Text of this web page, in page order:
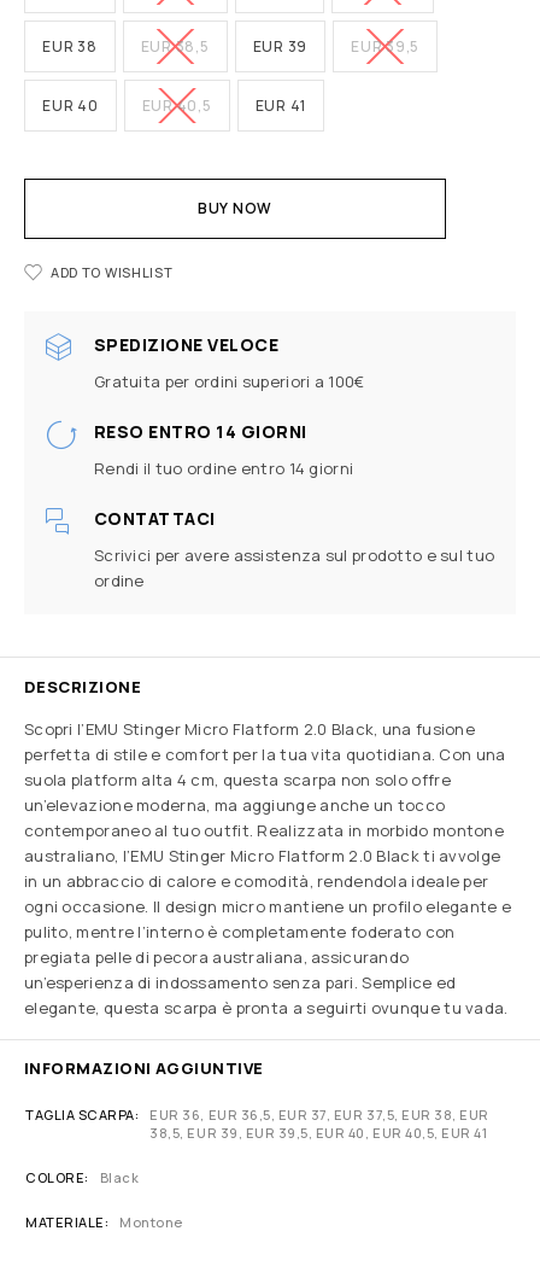
EUR 38 EUR 38,5 EUR 39 EUR 39,5
EUR 40 EUR 40,5 EUR 41
BUY NOW
ADD TO WISHLIST
SPEDIZIONE VELOCE
Gratuita per ordini superiori a 100€
RESO ENTRO 14 GIORNI
Rendi il tuo ordine entro 14 giorni
CONTATTACI
Scrivici per avere assistenza sul prodotto e sul tuo
ordine
DESCRIZIONE
Scopri l’EMU Stinger Micro Flatform 2.0 Black, una fusione
perfetta di stile e comfort per la tua vita quotidiana. Con una
suola platform alta 4 cm, questa scarpa non solo offre
un’elevazione moderna, ma aggiunge anche un tocco
contemporaneo al tuo outfit. Realizzata in morbido montone
australiano, l’EMU Stinger Micro Flatform 2.0 Black ti avvolge
in un abbraccio di calore e comodità, rendendola ideale per
ogni occasione. Il design micro mantiene un profilo elegante e
pulito, mentre l’interno è completamente foderato con
pregiata pelle di pecora australiana, assicurando
un’esperienza di indossamento senza pari. Semplice ed
elegante, questa scarpa è pronta a seguirti ovunque tu vada.
INFORMAZIONI AGGIUNTIVE
TAGLIA SCARPA
EUR 36, EUR 36,5, EUR 37, EUR 37,5, EUR 38, EUR
38,5, EUR 39, EUR 39,5, EUR 40, EUR 40,5, EUR 41
COLORE Black
MATERIALE Montone